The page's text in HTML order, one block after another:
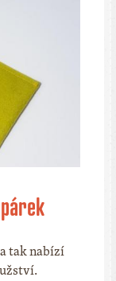
tak nabízí